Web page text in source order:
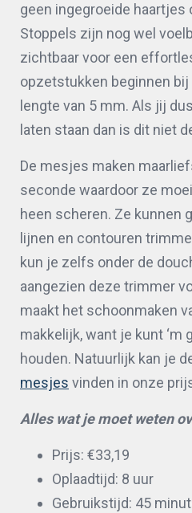
geen ingegroeide
Stoppels zijn nog wel
zichtbaar voor een
opzetstukken beginnen
lengte van 5 mm. Als jij
laten staan dan is dit niet
De mesjes maken
seconde waardoor ze
heen scheren. Ze kunnen
lijnen en contouren
kun je zelfs onder de
aangezien deze trimmer
maakt het schoonmaken
makkelijk, want je kunt ‘m
houden. Natuurlijk kan je
mesjes vinden in onze
Alles wat je moet weten
Prijs: €33,19
Oplaadtijd: 8 uur
Gebruikstijd: 45